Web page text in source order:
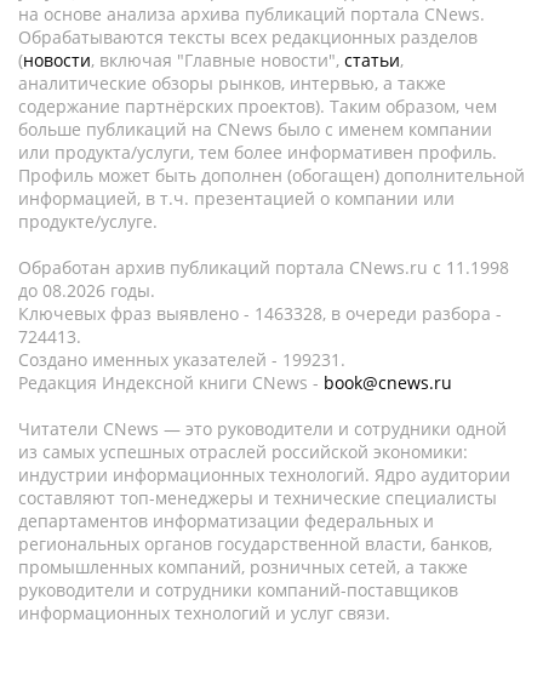
на основе анализа архива публикаций портала CNews.
Обрабатываются тексты всех редакционных разделов
(новости, включая "Главные новости", статьи,
аналитические обзоры рынков, интервью, а также
содержание партнёрских проектов). Таким образом, чем
больше публикаций на CNews было с именем компании
или продукта/услуги, тем более информативен профиль.
Профиль может быть дополнен (обогащен) дополнительной
информацией, в т.ч. презентацией о компании или
продукте/услуге.
Обработан архив публикаций портала CNews.ru c 11.1998
до 08.2026 годы.
Ключевых фраз выявлено - 1463328, в очереди разбора -
724413.
Создано именных указателей - 199231.
Редакция Индексной книги CNews - book@cnews.ru
Читатели CNews — это руководители и сотрудники одной
из самых успешных отраслей российской экономики:
индустрии информационных технологий. Ядро аудитории
составляют топ-менеджеры и технические специалисты
департаментов информатизации федеральных и
региональных органов государственной власти, банков,
промышленных компаний, розничных сетей, а также
руководители и сотрудники компаний-поставщиков
информационных технологий и услуг связи.